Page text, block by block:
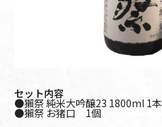
セット内容
●獺祭 純米大吟醸23 1800ml 1本
●獺祭 お猪口 1個